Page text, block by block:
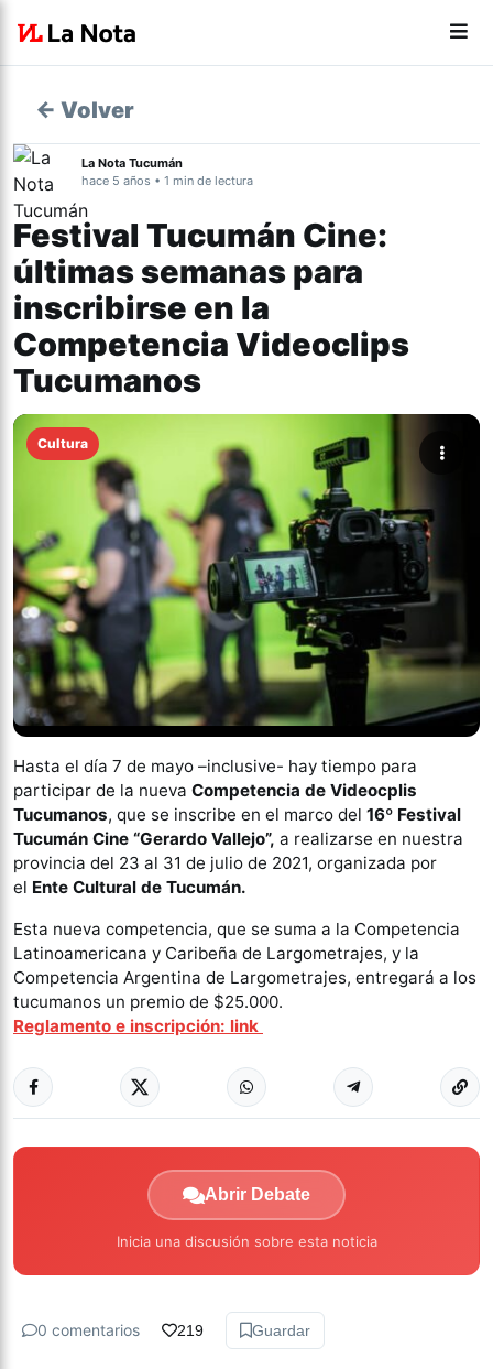
← Volver
La Nota Tucumán
hace 5 años • 1 min de lectura
Festival Tucumán Cine:
últimas semanas para
inscribirse en la
Competencia Videoclips
Tucumanos
Cultura
Hasta el día 7 de mayo –inclusive- hay tiempo para
participar de la nueva Competencia de Videocplis
Tucumanos, que se inscribe en el marco del 16º Festival
Tucumán Cine “Gerardo Vallejo”, a realizarse en nuestra
provincia del 23 al 31 de julio de 2021, organizada por
el Ente Cultural de Tucumán.
Esta nueva competencia, que se suma a la Competencia
Latinoamericana y Caribeña de Largometrajes, y la
Competencia Argentina de Largometrajes, entregará a los
tucumanos un premio de $25.000.
Reglamento e inscripción: link
Abrir Debate
Inicia una discusión sobre esta noticia
0 comentarios 219 Guardar